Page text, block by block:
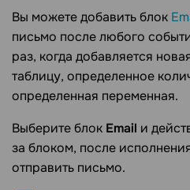
Вы можете добавить блок
письмо после любого
раз, когда добавляется
таблицу, определенное
определенная переменная.
Выберите блок Email и
за блоком, после
отправить письмо.